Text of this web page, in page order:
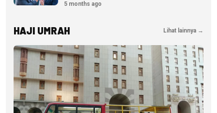
5 months ago
HAJI UMRAH Lihat lainnya →